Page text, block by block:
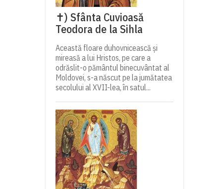
✝) Sfânta Cuvioasă
Teodora de la Sihla
Această floare duhovnicească și
mireasă a lui Hristos, pe care a
odrăslit-o pământul binecuvântat al
Moldovei, s-a născut pe la jumătatea
secolului al XVII-lea, în satul...